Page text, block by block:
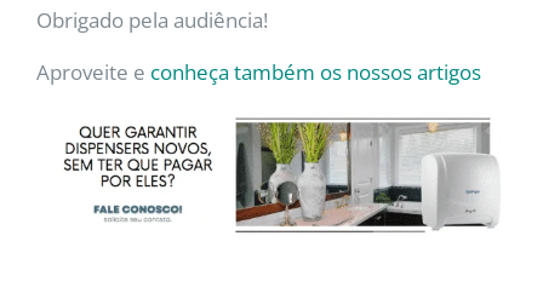
Obrigado pela audiência!
Aproveite e conheça também os nossos artigos